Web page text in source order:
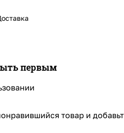
первым
товар и